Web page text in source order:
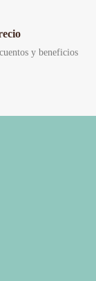
y beneficios